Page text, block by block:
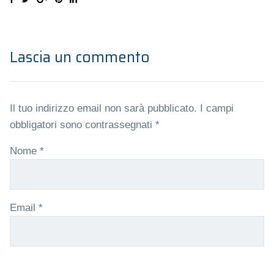
Lascia un commento
Il tuo indirizzo email non sarà pubblicato.
I campi
obbligatori sono contrassegnati *
Nome *
Email *